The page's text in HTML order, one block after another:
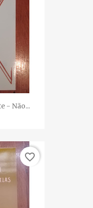
- Não...
favorite_border